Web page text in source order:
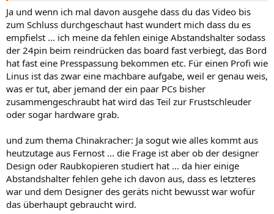
Ja und wenn ich mal davon ausgehe dass du das Video bis
zum Schluss durchgeschaut hast wundert mich dass du es
empfielst ... ich meine da fehlen einige Abstandshalter sodass
der 24pin beim reindrücken das board fast verbiegt, das Bord
hat fast eine Presspassung bekommen etc. Für einen Profi wie
Linus ist das zwar eine machbare aufgabe, weil er genau weis,
was er tut, aber jemand der ein paar PCs bisher
zusammengeschraubt hat wird das Teil zur Frustschleuder
oder sogar hardware grab.
und zum thema Chinakracher: Ja sogut wie alles kommt aus
heutzutage aus Fernost ... die Frage ist aber ob der designer
Design oder Raubkopieren studiert hat ... da hier einige
Abstandshalter fehlen gehe ich davon aus, dass es letzteres
war und dem Designer des geräts nicht bewusst war wofür
das überhaupt gebraucht wird.